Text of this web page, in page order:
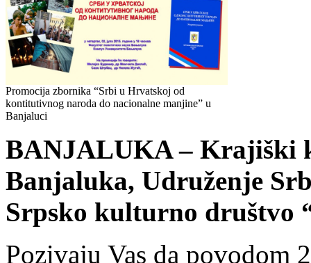
Promocija zbornika “Srbi u Hrvatskoj od
kontitutivnog naroda do nacionalne manjine” u
Banjaluci
BANJALUKA – Krajiški
Banjaluka, Udruženje
Srpsko kulturno društvo
Pozivaju Vas da povodom